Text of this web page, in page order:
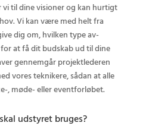
til dine visioner og kan hurtigt
Vi kan være med helt fra
dig om, hvilken type av-
at få dit budskab ud til dine
gennemgår projektlederen
vores teknikere, sådan at alle
, møde- eller eventforløbet.
udstyret bruges?